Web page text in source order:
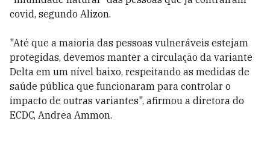
covid, segundo Alizon.
"Até que a maioria das pessoas vulneráveis estejam
protegidas, devemos manter a circulação da variante
Delta em um nível baixo, respeitando as medidas de
saúde pública que funcionaram para controlar o
impacto de outras variantes", afirmou a diretora do
ECDC, Andrea Ammon.